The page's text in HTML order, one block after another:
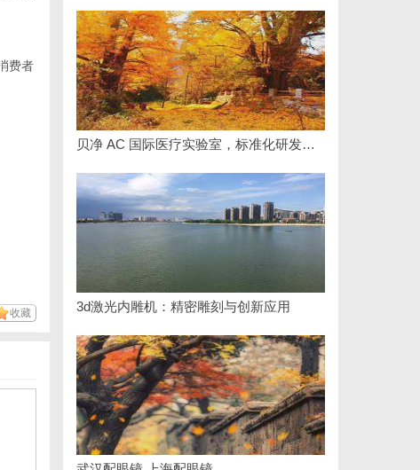
费者
收藏
贝净 AC 国际医疗实验室，标准化研发体系全解析
3d激光内雕机：精密雕刻与创新应用